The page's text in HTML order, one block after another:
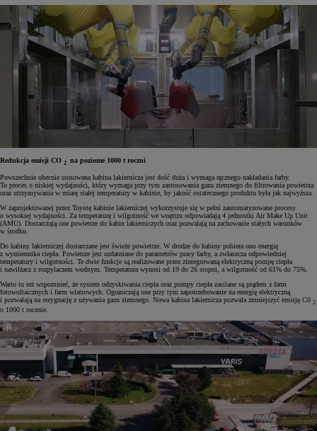
Redukcja emisji CO 2 na poziome 1000 t roczni
Powszechnie obecnie stosowana kabina lakiernicza jest dość duża i wymaga ręcznego nakładania farby.
To proces o niskiej wydajności, który wymaga przy tym zastosowania gazu ziemnego do filtrowania powietrza
oraz utrzymywania w miarę stałej temperatury w kabinie, by jakość ostatecznego produktu była jak najwyższa.
W zaprojektowanej przez Toyotę kabinie lakierniczej wykorzystuje się w pełni zautomatyzowane procesy
o wysokiej wydajności. Za temperaturę i wilgotność we wnętrzu odpowiadają 4 jednostki Air Make Up Unit
(AMU). Dostarczają one powietrze do kabin lakierniczych oraz pozwalają na zachowanie stałych warunków
w środku.
Do kabiny lakierniczej dostarczane jest świeże powietrze. W drodze do kabiny pobiera ono energię
z wymiennika ciepła. Powietrze jest uzdatniane do parametrów pracy farby, a zwłaszcza odpowiedniej
temperatury i wilgotności. Te dwie funkcje są realizowane przez zintegrowaną elektryczną pompę ciepła
i nawilżacz z rozpylaczem wodnym. Temperatura wynosi od 19 do 26 stopni, a wilgotność od 61% do 75%.
Warto tu też wspomnieć, że system odzyskiwania ciepła oraz pompy ciepła zasilane są prądem z farm
fotowoltaicznych i farm wiatrowych. Ograniczają one przy tym zapotrzebowanie na energię elektryczną
i pozwalają na rezygnację z używania gazu ziemnego. Nowa kabina lakiernicza pozwala zmniejszyć emisję C0 2
o 1000 t rocznie.